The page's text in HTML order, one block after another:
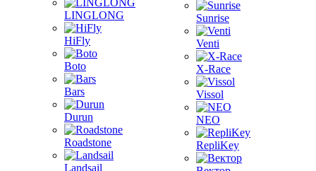
LINGLONG
HiFly
Boto
Bars
Durun
Roadstone
Landsail
Sunrise
Venti
X-Race
Vissol
NEO
RepliKey